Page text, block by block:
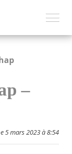
–
5 mars 2023 à 8:54